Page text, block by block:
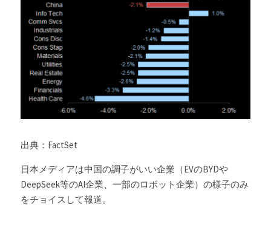
出典：FactSet
日本メディアは中国の調子がいい企業（EVのBYDや
DeepSeek等のAI企業、一部のロボット企業）の様子のみ
をチョイスして報道。